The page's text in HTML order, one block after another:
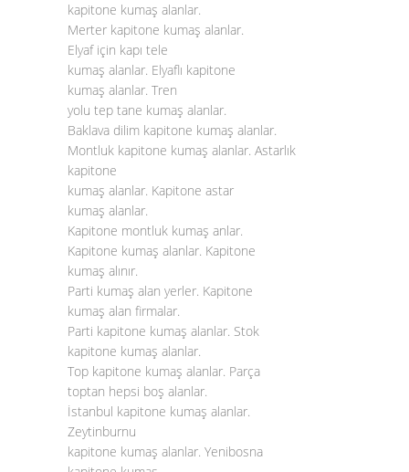
kapitone kumaş alanlar.
Merter kapitone kumaş alanlar.
Elyaf için kapı tele
kumaş alanlar. Elyaflı kapitone
kumaş alanlar. Tren
yolu tep tane kumaş alanlar.
Baklava dilim kapitone kumaş alanlar.
Montluk kapitone kumaş alanlar. Astarlık
kapitone
kumaş alanlar. Kapitone astar
kumaş alanlar.
Kapitone montluk kumaş anlar.
Kapitone kumaş alanlar. Kapitone
kumaş alınır.
Parti kumaş alan yerler. Kapitone
kumaş alan firmalar.
Parti kapitone kumaş alanlar. Stok
kapitone kumaş alanlar.
Top kapitone kumaş alanlar. Parça
toptan hepsi boş alanlar.
İstanbul kapitone kumaş alanlar.
Zeytinburnu
kapitone kumaş alanlar. Yenibosna